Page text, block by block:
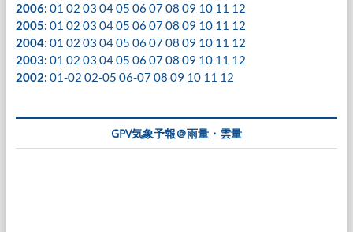
2006: 01 02 03 0405 06 0708 09 10 11 12
2005: 01 02 03 0405 06 0708 09 10 11 12
2004: 01 02 03 0405 06 0708 09 10 11 12
2003: 01 02 03 0405 06 0708 09 10 11 12
2002: 01-02 02-05 06-0708 09 10 11 12
GPV気象予報＠雨量・雲量